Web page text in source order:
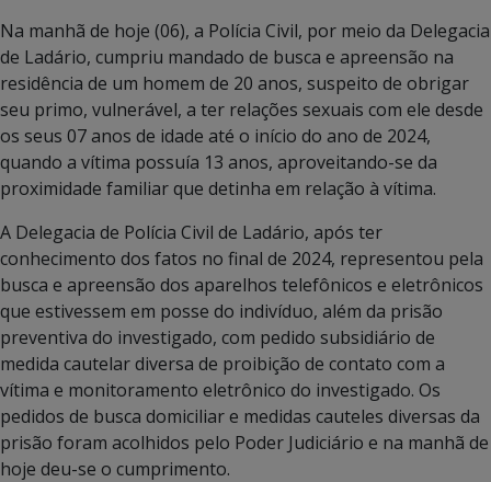
Na manhã de hoje (06), a Polícia Civil, por meio da Delegacia
de Ladário, cumpriu mandado de busca e apreensão na
residência de um homem de 20 anos, suspeito de obrigar
seu primo, vulnerável, a ter relações sexuais com ele desde
os seus 07 anos de idade até o início do ano de 2024,
quando a vítima possuía 13 anos, aproveitando-se da
proximidade familiar que detinha em relação à vítima.
A Delegacia de Polícia Civil de Ladário, após ter
conhecimento dos fatos no final de 2024, representou pela
busca e apreensão dos aparelhos telefônicos e eletrônicos
que estivessem em posse do indivíduo, além da prisão
preventiva do investigado, com pedido subsidiário de
medida cautelar diversa de proibição de contato com a
vítima e monitoramento eletrônico do investigado. Os
pedidos de busca domiciliar e medidas cauteles diversas da
prisão foram acolhidos pelo Poder Judiciário e na manhã de
hoje deu-se o cumprimento.